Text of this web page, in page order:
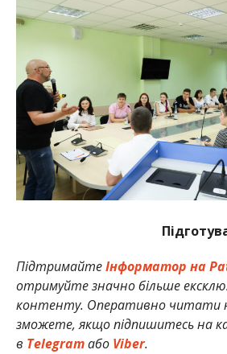
ПідтримайтеІнформатор на
отримуйте значно більше
контенту. Оперативно читати
зможете, якщо підпишитесь на
в Telegramабо Viber.